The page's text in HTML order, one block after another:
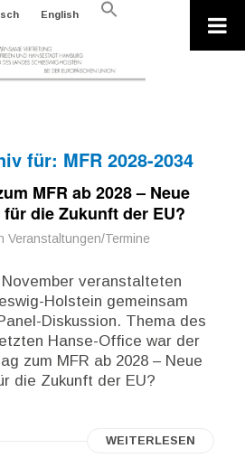
English
Search
für: MFR 2028-2034
MFR ab 2028 – Neue
die Zukunft der EU?
Veranstaltungen/Termine
veranstalteten
Holstein gemeinsam
Diskussion. Thema des
Hanse-Office war der
zum MFR ab 2028 – Neue
die Zukunft der EU?
WEITERLESEN